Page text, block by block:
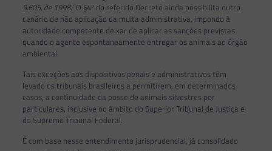
9.605, de 1998.” O §4º do referido Decreto ainda possibilita outro
cenário de não aplicação da multa administrativa, impondo à
autoridade competente deixar de aplicar as sanções previstas
quando o agente espontaneamente entregar os animais ao órgão
ambiental.
Tais exceções aos dispositivos penais e administrativos têm
levado os tribunais brasileiros a permitirem, em determinados
casos, a continuidade da posse de animais silvestres por
particulares, inclusive no âmbito do Superior Tribunal de Justiça e
do Supremo Tribunal Federal.
É com base nesse entendimento jurisprudencial, já consolidado